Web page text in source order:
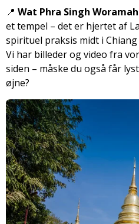
📍 Wat Phra Singh
et tempel – det er hjertet af
spirituel praksis midt i Chiang
Vi har billeder og video fra
siden – måske du også får
øjne?